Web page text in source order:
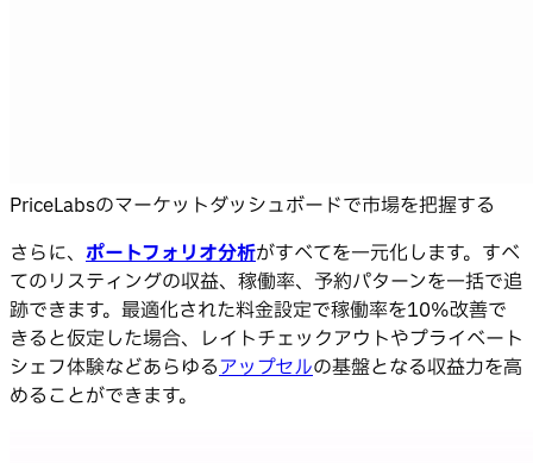
PriceLabsのマーケットダッシュボードで市場を把握する
さらに、 ポートフォリオ分析がすべてを一元化します。すべ
てのリスティングの収益、稼働率、予約パターンを一括で追
跡できます。最適化された料金設定で稼働率を10%改善で
きると仮定した場合、レイトチェックアウトやプライベート
シェフ体験などあらゆるアップセルの基盤となる収益力を高
めることができます。